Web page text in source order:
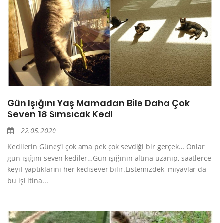
Gün Işığını Yaş Mamadan Bile Daha Çok
Seven 18 Sımsıcak Kedi
22.05.2020
Kedilerin Güneş’i çok ama pek çok sevdiği bir gerçek… Onlar
gün ışığını seven kediler…Gün ışığının altına uzanıp, saatlerce
keyif yaptıklarını her kedisever bilir.Listemizdeki miyavlar da
bu işi itina...